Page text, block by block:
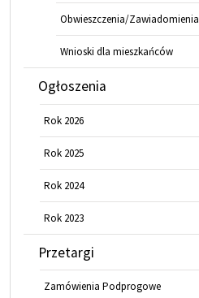
Obwieszczenia/Zawiadomienia
Wnioski dla mieszkańców
Ogłoszenia
Rok 2026
Rok 2025
Rok 2024
Rok 2023
Przetargi
Zamówienia Podprogowe